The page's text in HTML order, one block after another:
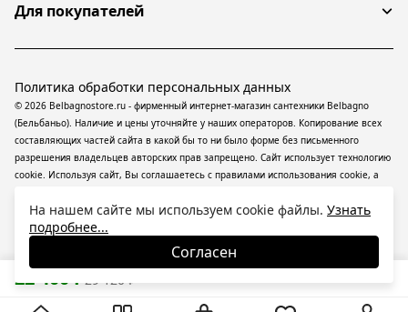
29 120 ₽
22 400 ₽
Для покупателей
© 2026 Belbagnostore.ru - фирменный интернет-магазин сантехники Belbagno
(Бельбаньо). Наличие и цены уточняйте у наших операторов. Копирование всех
составляющих частей сайта в какой бы то ни было форме без письменного
разрешения владельцев авторских прав запрещено. Сайт использует технологию
cookie. Используя сайт, Вы соглашаетесь с правилами использования cookie, а
ресурсе применяютсярекомендательные технологии(информационные
технологии предоставления информации на основе сбора, систематизации и
анализа сведений, относящихся к предпочтениям пользователей сети
«Интернет», находящихся на территории Российской Федерации).
Политика обработки персональных данных
На нашем сайте мы используем cookie файлы. Узнать
подробнее...
Согласен